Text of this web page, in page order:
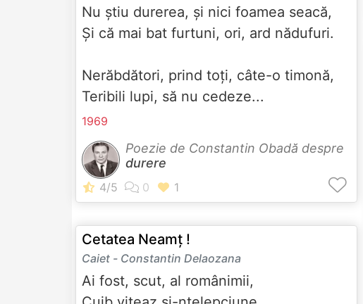
Nu știu durerea, și nici foamea seacă,
Și că mai bat furtuni, ori, ard nădufuri.
Nerăbdători, prind toți, câte-o timonă,
Teribili lupi, să nu cedeze...
1969
Poezie de Constantin Obadă despre
durere
Cetatea Neamț !
Caiet - Constantin Delaozana
Ai fost, scut, al românimii,